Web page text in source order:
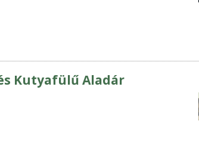
Kutyafülű Aladár